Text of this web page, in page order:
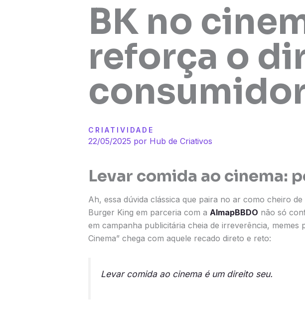
BK no
reforça o
CRIATIVIDADE
22/05/2025 por Hub de Criativos
Levar comida ao cinema:
Ah, essa dúvida clássica que paira no ar como cheiro
Burger King em parceria com a AlmapBBDO não só
em campanha publicitária cheia de irreverência,
Cinema” chega com aquele recado direto e reto:
Levar comida ao cinema é um direito seu.